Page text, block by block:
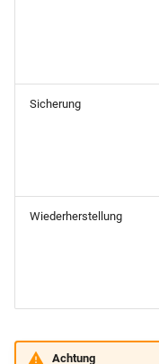
Sicherung
Wiederherstellung
Achtung